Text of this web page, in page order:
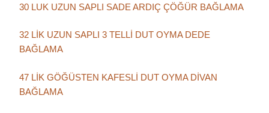
30 LUK UZUN SAPLI SADE ARDIÇ ÇÖĞÜR BAĞLAMA
32 LİK UZUN SAPLI 3 TELLİ DUT OYMA DEDE
BAĞLAMA
47 LİK GÖĞÜSTEN KAFESLİ DUT OYMA DİVAN
BAĞLAMA